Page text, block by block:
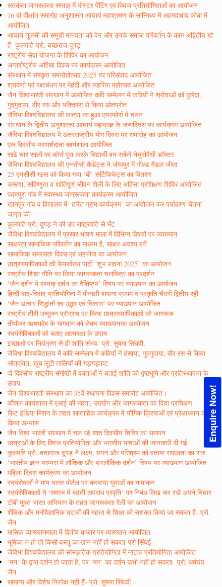
Enquire Now!
सतर्कता जागरूकता सप्ताह में पोस्टर पेंटिंग एवं क्विज प्रतियोगिताओं का आयोजन
16 वां दीक्षांत समारोह अनुशास्ता आचार्य महाश्रमण के सान्निध्य में अहमदाबाद कोबा में
आयोजित
आचार्य तुलसी की समूची मानवता को देन और उनके समाज परिवर्तन के काम अद्वितीय रहे
हैं- कुलपति प्रो. बच्छराज दूगड़
राष्ट्रीय सेवा योजना के शिविर का आयोजन
अन्तर्राष्ट्रीय अहिंसा दिवस पर कार्यक्रम आयोजित
संस्थान में संस्कृत समारोहोत्सव 2025 पर परिसंवाद आयोजित
श्रावणी पर्व रक्षाबंधन पर मेहंदी और लहरिया महोत्सव आयोजित
जैन विश्वभारती संस्थान में आयोजित कवि सम्मेलन में कवियों ने श्रोताओं को कुरेदा,
गुदगुदाया, वीर रस और भक्तिरस से किया ओतप्रोत
जैविभा विश्वविद्यालय की छात्रा का हुआ एयरफोर्स में चयन
संस्थान के द्वितीय अनुशास्ता आचार्य महाप्रज्ञ के जन्मदिवस पर कार्यक्रम आयोजित
जैविभा विश्वविद्यालय में अंतरराष्ट्रीय योग दिवस पर समारोह का आयोजन
एक दिवसीय परामर्शदाता कार्यशाला आयोजित
साढे चार सालों का कोर्स पूरा करके विद्यार्थी बन सकेंगे नेचुरोपैथी डाॅक्टर
जैविभा विश्वविद्यालय की एनसीसी कैडेट्स ने जोधपुर में गोल्ड मैडल जीता
25 एनसीसी गल्र्स को किया गया ‘बी’ सर्टिफिकेट्स का वितरण
करूणा, सहिष्णुता व शांतिपूर्ण जीवन शैली के लिए अहिंसा प्रशिक्षण शिविर आयोजित
पदमपुरा गांव में स्वास्थ्य जागरूकता कार्यक्रम आयोजित
खानपुर गांव व विद्यालय में ‘हरित ग्राम कार्यक्रम’ का आयोजन कर पर्यावरण चेतना
जागृत की
कुलपति प्रो. दूगड़ ने की उप राष्ट्रपति से भेंट
जैविभा विश्वविद्यालय में प्रसार भाषण माला में विभिन्न विषयों पर व्याख्यान
साक्षरता सामाजिक परिवर्तन का माध्यम है, साक्षर अवश्य बनें
सामाजिक समरसता दिवस एवं सहभोज का आयोजन
छात्राध्यापिकाओं की फेयरवेल्स पार्टी ‘शुभ भावना 2025’ का आयोजन
राष्ट्रीय शिक्षा नीति पर किया जागरूकता चलचित्र का प्रदर्शन
‘जैन दर्शन में सम्यक् दर्शन का वैशिष्ट्य’ विषय पर व्याख्यान का आयोजन
हिन्दी वाद-विवाद प्रतियोगिता में मीनाक्षी बाफना प्रथम व प्रकृति चैधरी द्वितीय रही
‘जैन आचार सिद्धांतों का उद्भव एवं विकास’ पर व्याख्यान आयोजित
राष्ट्रीय टीबी उन्मूलन प्रोग्राम पर किया छात्राध्यापिकाओं को जागरूक
तीर्थंकर ऋषभदेव के यागदान को लेकर व्याख्यानका आयोजन
स्वयंसेविकाओं को बताए आत्मरक्षा के उपाय
इच्छाओं पर नियंत्रण से ही शांति संभव- प्रो. सुषमा सिंघवी,
जैविभा विश्वविद्यालय में कवि सम्मेलन में कवियों ने हंसाया, गुदगुदाया, वीर रस से किया
ओतप्रेात, खूब लूटी तालियों की गड़गड़ाहट
दो दिवसीय राष्ट्रीय संगोष्ठी में वक्ताओं ने बताई शांति की पृष्ठभूमि और प्रतिस्थापना के
उपाय
जैन विश्वभारती संस्थान का 35वें स्थापना दिवस समारोह आयोजित।
कौशल कार्यशाला में एआई की महता, उपयोग और जागरूकता का दिया प्रशिक्षण
फिट इंडिया मिशन के तहत साप्ताहिक कार्यक्रम में यौगिक क्रियाओं एवं प्रेक्षाध्यान का
किया अभ्यास
जैन विश्व भारती संस्थान में चल रहे सात दिवसीय शिविर का समापन
छात्राओं के लिए क्विज प्रतियोगिता और भारतीय भाषाओं की जानकारी दी गई
कुलपति प्रो. बच्छराज दूगड़ ने लक्ष्य, लगन और परिश्रम को बताया सफलता का राज
‘भारतीय ज्ञान परम्परा में लौकिक और पारलौकिक दर्शन’ विषय पर व्याख्यान आयोजित
महिला दिवस कार्यक्रम का आयोजन
स्वयंसेवकों ने माय भारत पोर्टल पर करवाया युवाओं का नामांकन
स्वयंसेविकाओं ने ‘समाज में बढती अपराध प्रवृति’ पर निबंध लिख कर रखे अपने विचार
टीबी मुक्त भारत अभियान के तहत जागरूकता रैली का आयोजन
शैक्षिक और मनोवैज्ञानिक घटकों की महत्ता से शिक्षा को सशक्त किया जा सकता है- प्रो.
जैन
मासिक व्याख्यानमाला में वितीय बाजार पर व्याख्यान आयोजित
भूमिका न हो तो किसी वस्तु का ज्ञान नहीं हो सकता-प्रो सिंघई
जैविभा विश्वविद्यालय की सांस्कृतिक प्रतियोगिता में नाटक प्रतियोगिता आयोजित
‘मन’ के द्वारा दर्शन हो जाता है, पर ‘मन’ का दर्शन कभी नहीं हो सकता- प्रो. धर्मचंद
जैन
सामान्य और विशेष निरपेक्ष नही हैं- प्रो. सुषमा सिंघवी